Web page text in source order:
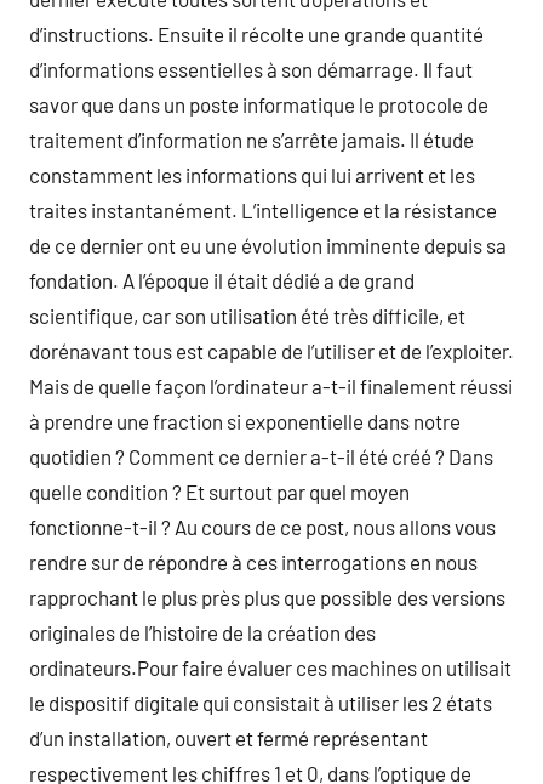
d’instructions. Ensuite il récolte une grande quantité
d’informations essentielles à son démarrage. Il faut
savor que dans un poste informatique le protocole de
traitement d’information ne s’arrête jamais. Il étude
constamment les informations qui lui arrivent et les
traites instantanément. L’intelligence et la résistance
de ce dernier ont eu une évolution imminente depuis sa
fondation. A l’époque il était dédié a de grand
scientifique, car son utilisation été très difficile, et
dorénavant tous est capable de l’utiliser et de l’exploiter.
Mais de quelle façon l’ordinateur a-t-il finalement réussi
à prendre une fraction si exponentielle dans notre
quotidien ? Comment ce dernier a-t-il été créé ? Dans
quelle condition ? Et surtout par quel moyen
fonctionne-t-il ? Au cours de ce post, nous allons vous
rendre sur de répondre à ces interrogations en nous
rapprochant le plus près plus que possible des versions
originales de l’histoire de la création des
ordinateurs.Pour faire évaluer ces machines on utilisait
le dispositif digitale qui consistait à utiliser les 2 états
d’un installation, ouvert et fermé représentant
respectivement les chiffres 1 et 0, dans l’optique de